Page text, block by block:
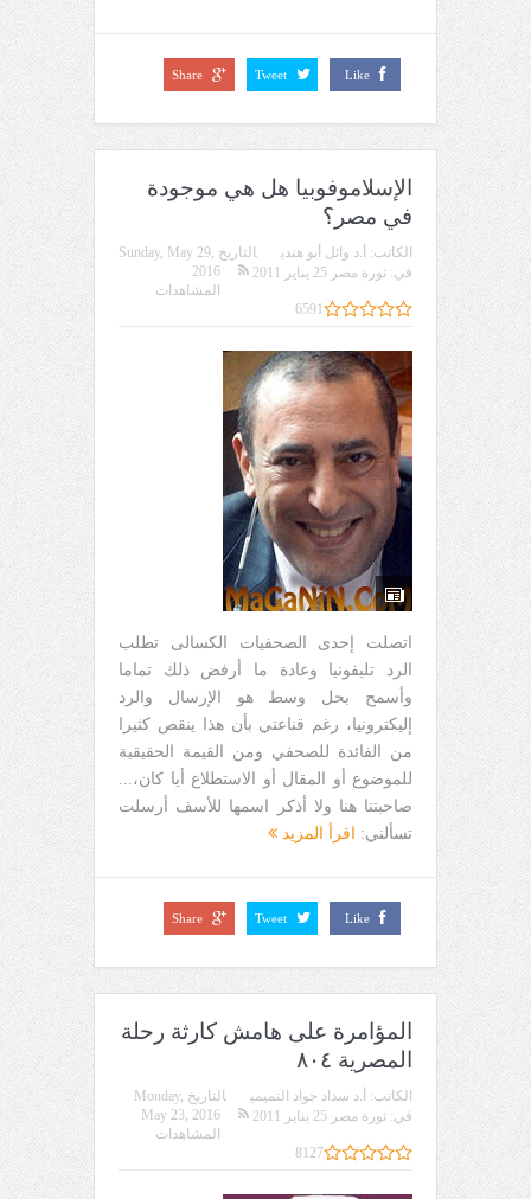
Like
Tweet
Share
الإسلاموفوبيا هل هي موجودة
في مصر؟
الكاتب: أ.د وائل أبو هندي التاريخ Sunday, May 29,
2016
في: ثورة مصر 25 يناير 2011
المشاهدات
6591
اتصلت إحدى الصحفيات الكسالى تطلب
الرد تليفونيا وعادة ما أرفض ذلك تماما
وأسمح بحل وسط هو الإرسال والرد
إليكترونيا، رغم قناعتي بأن هذا ينقص كثيرا
من الفائدة للصحفي ومن القيمة الحقيقية
للموضوع أو المقال أو الاستطلاع أيا كان،...
صاحبتنا هنا ولا أذكر اسمها للأسف أرسلت
تسألني: اقرأ المزيد
Like
Tweet
Share
المؤامرة على هامش كارثة رحلة
المصرية ٨٠٤
الكاتب: أ.د سداد جواد التميمي التاريخ Monday,
May 23, 2016
في: ثورة مصر 25 يناير 2011
المشاهدات
8127